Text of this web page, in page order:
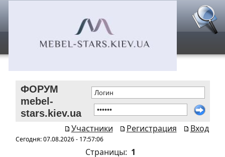
ФОРУМ
mebel-
stars.kiev.ua
Участники
Регистрация Вход
Сегодня: 07.08.2026 - 17:57:06
Страницы: 1